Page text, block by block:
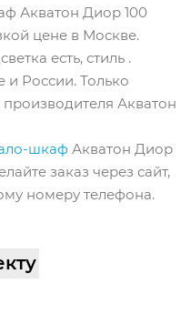
Акватон Диор 100
цене в Москве.
есть, стиль .
и России. Только
Акватон
шкаф Акватон Диор
заказ через сайт,
номеру телефона.